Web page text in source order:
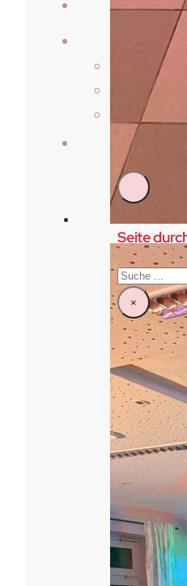
Der Verein
Über Uns
Satzung
Kontakt
Seite
Suchen
×